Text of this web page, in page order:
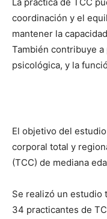
coordinación y el
mantener la
También contribuye
psicológica, y la
El objetivo del
corporal total y
(TCC) de mediana
Se realizó un estudio
34 practicantes de